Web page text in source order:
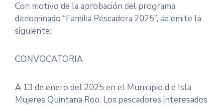
Con motivo de la aprobación del programa
denominado “Familia Pescadora 2025”, se emite la
siguiente:
CONVOCATORIA
A 13 de enero del 2025 en el Municipio d e Isla
Mujeres Quintana Roo. Los pescadores interesados